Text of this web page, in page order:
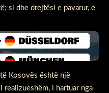
si dhe drejtësi e pavarur, e
Kosovës është një
realizueshëm, i hartuar nga